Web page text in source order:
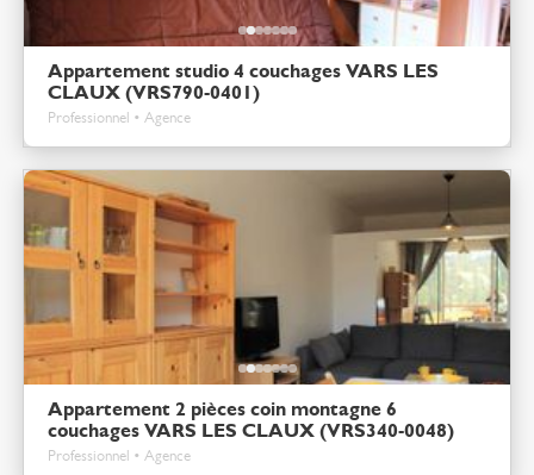
Appartement studio 4 couchages VARS LES
CLAUX (VRS790-0401)
Professionnel • Agence
Appartement 2 pièces coin montagne 6
couchages VARS LES CLAUX (VRS340-0048)
Professionnel • Agence